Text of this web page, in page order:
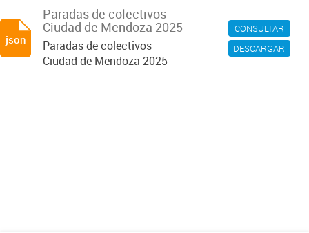
CONSULTAR
DESCARGAR
Paradas de colectivos
Ciudad de Mendoza 2025
Paradas de colectivos
Ciudad de Mendoza 2025
json